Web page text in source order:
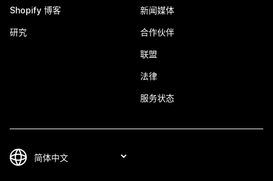
Shopify 博客
研究
新闻媒体
合作伙伴
联盟
法律
服务状态